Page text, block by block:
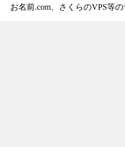
お名前.com、さくらのVPS等